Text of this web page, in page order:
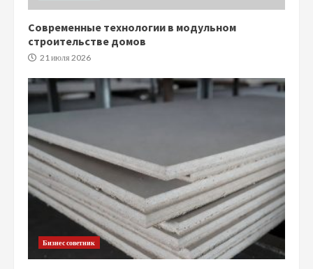
Современные технологии в модульном
строительстве домов
21 июля 2026
Бизнес советник